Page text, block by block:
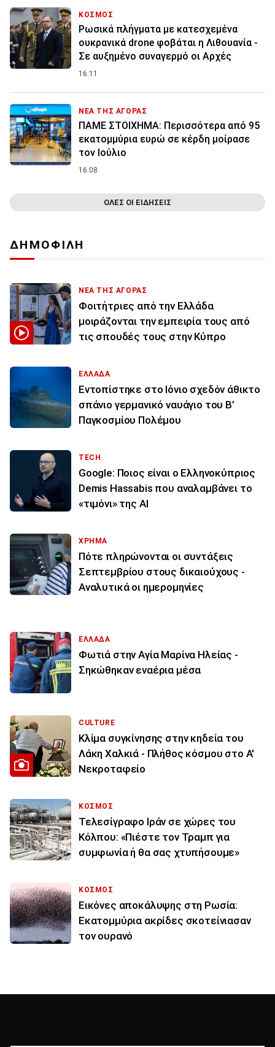
ΚΟΣΜΟΣ
Ρωσικά πλήγματα με κατεσχεμένα
ουκρανικά drone φοβάται η Λιθουανία -
Σε αυξημένο συναγερμό οι Αρχές
16:11
ΝΕΑ ΤΗΣ ΑΓΟΡΑΣ
ΠΑΜΕ ΣΤΟΙΧΗΜΑ: Περισσότερα από 95
εκατομμύρια ευρώ σε κέρδη μοίρασε
τον Ιούλιο
16:08
ΟΛΕΣ ΟΙ ΕΙΔΗΣΕΙΣ
ΔΗΜΟΦΙΛΗ
ΝΕΑ ΤΗΣ ΑΓΟΡΑΣ
Φοιτήτριες από την Ελλάδα
μοιράζονται την εμπειρία τους από
τις σπουδές τους στην Κύπρο
ΕΛΛΑΔΑ
Εντοπίστηκε στο Ιόνιο σχεδόν άθικτο
σπάνιο γερμανικό ναυάγιο του Β’
Παγκοσμίου Πολέμου
TECH
Google: Ποιος είναι ο Ελληνοκύπριος
Demis Hassabis που αναλαμβάνει το
«τιμόνι» της ΑΙ
ΧΡΗΜΑ
Πότε πληρώνονται οι συντάξεις
Σεπτεμβρίου στους δικαιούχους -
Αναλυτικά οι ημερομηνίες
ΕΛΛΑΔΑ
Φωτιά στην Aγία Μαρίνα Ηλείας -
Σηκώθηκαν εναέρια μέσα
CULTURE
Κλίμα συγκίνησης στην κηδεία του
Λάκη Χαλκιά - Πλήθος κόσμου στο Α'
Νεκροταφείο
ΚΟΣΜΟΣ
Τελεσίγραφο Ιράν σε χώρες του
Κόλπου: «Πιέστε τον Τραμπ για
συμφωνία ή θα σας χτυπήσουμε»
ΚΟΣΜΟΣ
Εικόνες αποκάλυψης στη Ρωσία:
Εκατομμύρια ακρίδες σκοτείνιασαν
τον ουρανό